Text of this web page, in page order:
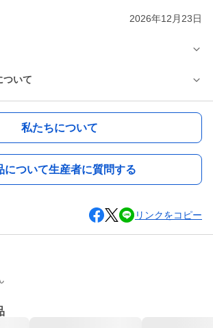
2026年12月23日
ついて
私たちについて
について生産者に質問する
リンクをコピー